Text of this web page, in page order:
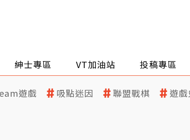
紳士專區 VT加油站 投稿專區
遊戲 吸點迷因 聯盟戰棋 遊